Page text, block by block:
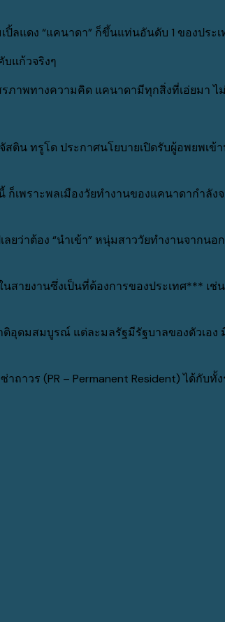
ลแดง “แคนาดา” ก็ขึ้นแท่นอันดับ 1 ของปร
แก้วจริงๆ
าพทางความคิด แคนาดามีทุกสิ่งที่เอ่ยมา ไ
ติน ทรูโด ประกาศนโยบายเปิดรับผู้อพยพเ
เพราะพลเมืองวัยทำงานของแคนาดากำลั
าต้อง “นำเข้า” หนุ่มสาววัยทำงานจากนอ
ายงานซึ่งเป็นที่ต้องการของประเทศ*** เ
ดมสมบูรณ์ แต่ละมลรัฐมีรัฐบาลของตัวเอง
วร (PR – Permanent Resident) ได้กับทั้